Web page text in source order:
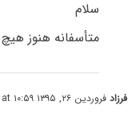
سلام
متأسفانه هنوز
فرزادفروردین ۲۶, ۱۳۹۵ at ۱۰:۵۹ ب٫ظ